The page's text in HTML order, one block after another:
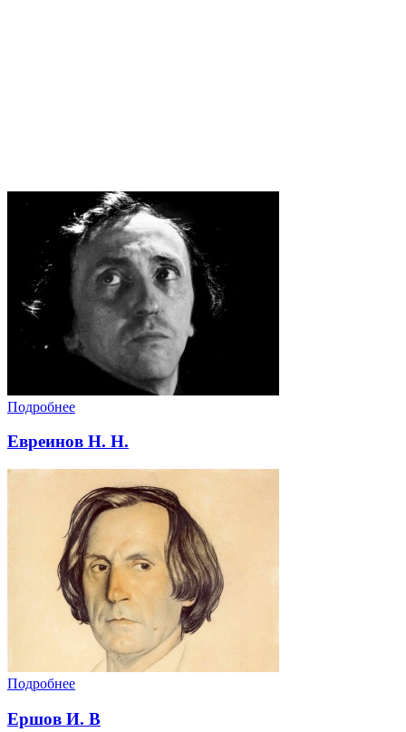
Подробнее
Евреинов Н. Н.
Подробнее
Ершов И. В